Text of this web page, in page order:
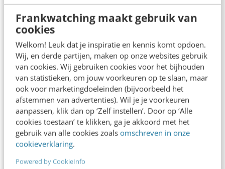
Frankwatching maakt gebruik van
cookies
Welkom! Leuk dat je inspiratie en kennis komt opdoen.
Wij, en derde partijen, maken op onze websites gebruik
van cookies. Wij gebruiken cookies voor het bijhouden
van statistieken, om jouw voorkeuren op te slaan, maar
ook voor marketingdoeleinden (bijvoorbeeld het
afstemmen van advertenties). Wil je je voorkeuren
aanpassen, klik dan op ‘Zelf instellen’. Door op ‘Alle
cookies toestaan’ te klikken, ga je akkoord met het
gebruik van alle cookies zoals omschreven in onze
cookieverklaring.
Powered by CookieInfo
contentstrategie, is een contentkalender
wenselijk. Als je met een contentkalender
begint (kan gewoon in Excel) zet dan naast de
datum, het onderwerp en de naam van diegene
dit het aanlevert ook het volgende:
In welke fase zit je klant
Welke content past daarbij om deze klant
naar een volgende fase te krijgen
Bedenk eerst je keywords
Meestal gebeurt dan aan het einde. Waar